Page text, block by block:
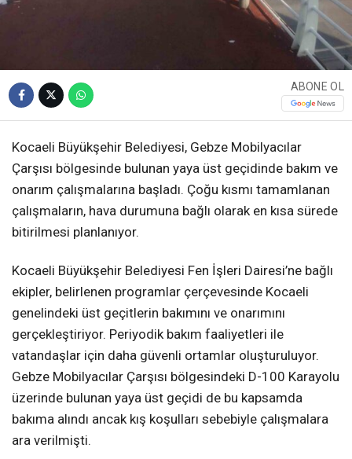
ABONE OL
Kocaeli Büyükşehir Belediyesi, Gebze Mobilyacılar
Çarşısı bölgesinde bulunan yaya üst geçidinde bakım ve
onarım çalışmalarına başladı. Çoğu kısmı tamamlanan
çalışmaların, hava durumuna bağlı olarak en kısa sürede
bitirilmesi planlanıyor.
Kocaeli Büyükşehir Belediyesi Fen İşleri Dairesi’ne bağlı
ekipler, belirlenen programlar çerçevesinde Kocaeli
genelindeki üst geçitlerin bakımını ve onarımını
gerçekleştiriyor. Periyodik bakım faaliyetleri ile
vatandaşlar için daha güvenli ortamlar oluşturuluyor.
Gebze Mobilyacılar Çarşısı bölgesindeki D-100 Karayolu
üzerinde bulunan yaya üst geçidi de bu kapsamda
bakıma alındı ancak kış koşulları sebebiyle çalışmalara
ara verilmişti.